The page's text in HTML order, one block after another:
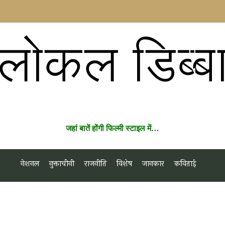
जहां बातें होंगी फिल्मी स्टाइल में…
नेशनल नुक्ताचीनी राजनीति विशेष जानकार कविताई